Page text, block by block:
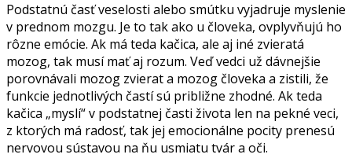
Podstatnú časť veselosti alebo smútku vyjadruje myslenie
v prednom mozgu. Je to tak ako u človeka, ovplyvňujú ho
rôzne emócie. Ak má teda kačica, ale aj iné zvieratá
mozog, tak musí mať aj rozum. Veď vedci už dávnejšie
porovnávali mozog zvierat a mozog človeka a zistili, že
funkcie jednotlivých častí sú približne zhodné. Ak teda
kačica „myslí“ v podstatnej časti života len na pekné veci,
z ktorých má radosť, tak jej emocionálne pocity prenesú
nervovou sústavou na ňu usmiatu tvár a oči.